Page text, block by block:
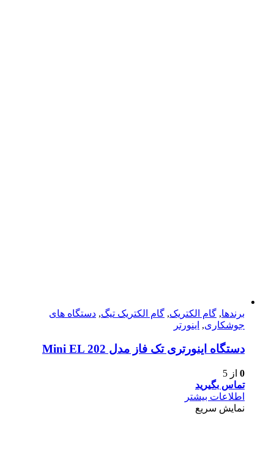
برندها, گام الکتریک, گام الکتریک تیگ, دستگاه های
جوشکاری, اینورتر
دستگاه اینورتری تک فاز مدل Mini EL 202
0 از 5
تماس بگیرید
اطلاعات بیشتر
نمایش سریع